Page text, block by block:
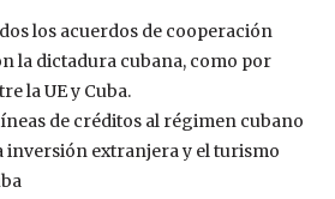
los acuerdos de cooperación
la dictadura cubana, como por
la UE y Cuba.
de créditos al régimen cubano
extranjera y el turismo